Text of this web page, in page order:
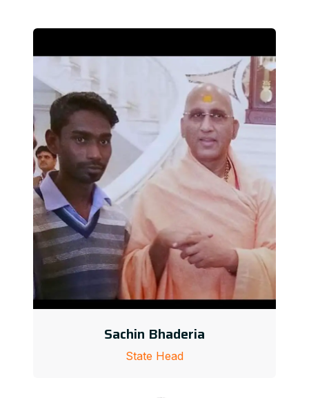
Sachin Bhaderia
State Head